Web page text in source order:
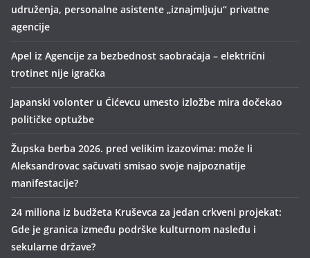
udruženja, personalne asistente „iznajmljuju“ privatne
agencije
Apel iz Agencije za bezbednost saobraćaja – električni
trotinet nije igračka
Japanski volonter u Ćićevcu umesto izložbe mira dočekao
političke optužbe
Župska berba 2026. pred velikim izazovima: može li
Aleksandrovac sačuvati smisao svoje najpoznatije
manifestacije?
24 miliona iz budžeta Kruševca za jedan crkveni projekat:
Gde je granica između podrške kulturnom nasleđu i
sekularne države?